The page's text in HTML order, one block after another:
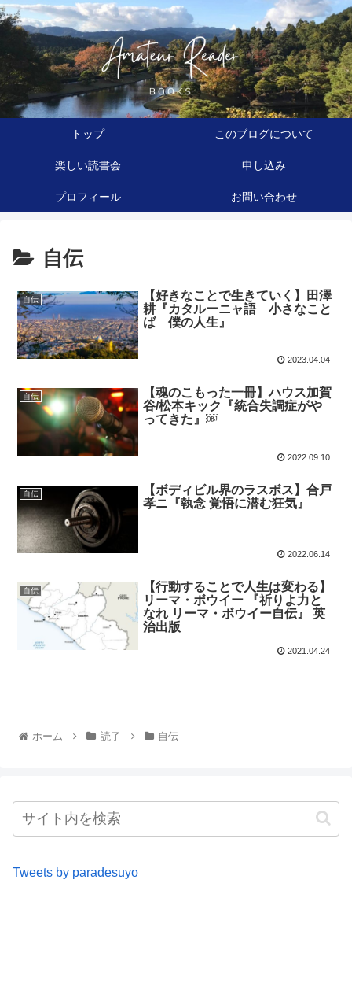
トップ このブログについて
楽しい読書会 申し込み
プロフィール お問い合わせ
自伝
自伝
【好きなことで生きていく】田澤
耕『カタルーニャ語 小さなこと
ば 僕の人生』
2023.04.04
自伝
【魂のこもった一冊】ハウス加賀
谷/松本キック『統合失調症がや
ってきた』￼
2022.09.10
自伝
【ボディビル界のラスボス】合戸
孝ニ『執念 覚悟に潜む狂気』
2022.06.14
自伝
【行動することで人生は変わる】
リーマ・ボウイー 『祈りよ力と
なれ リーマ・ボウイー自伝』 英
治出版
2021.04.24
ホーム 読了 自伝
Tweets by paradesuyo